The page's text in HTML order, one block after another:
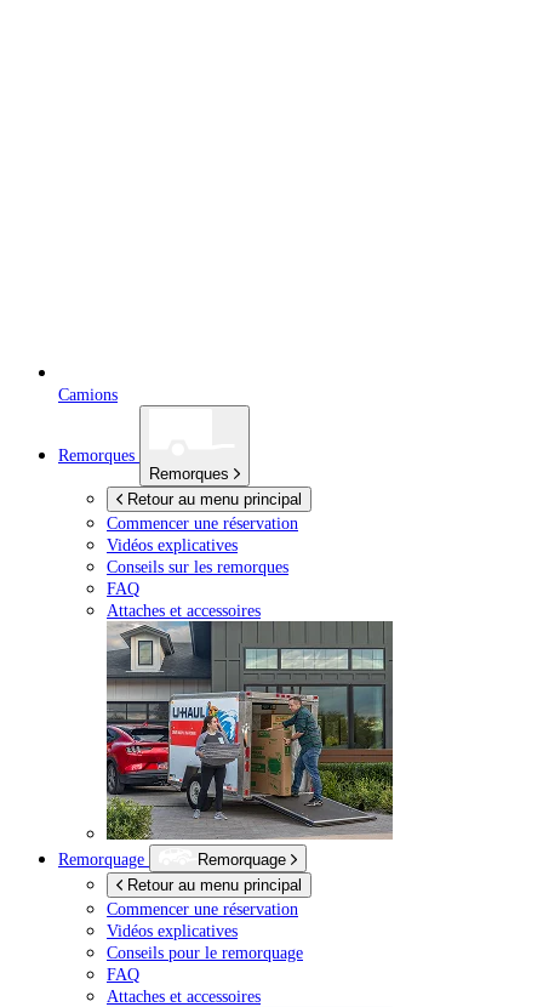
Camions
Remorques
Remorques
Retour au menu principal
Commencer une réservation
Vidéos explicatives
Conseils sur les remorques
FAQ
Attaches et accessoires
Remorquage
Remorquage
Retour au menu principal
Commencer une réservation
Vidéos explicatives
Conseils pour le remorquage
FAQ
Attaches et accessoires